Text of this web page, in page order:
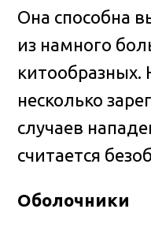
Она способна
из намного
китообразных.
несколько
случаев
считается
Оболочники